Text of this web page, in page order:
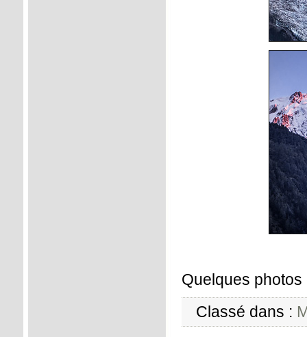
Quelques
Classé dans :